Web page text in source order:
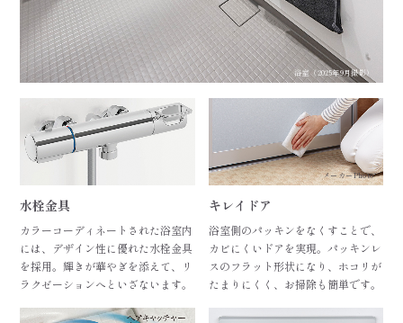
浴室（2025年9月撮影）
水栓金具
カラーコーディネートされた浴室内
には、デザイン性に優れた水栓金具
を採用。輝きが華やぎを添えて、リ
ラクゼーションへといざないます。
メーカーPhoto
キレイドア
浴室側のパッキンをなくすことで、
カビにくいドアを実現。パッキンレ
スのフラット形状になり、ホコリが
たまりにくく、お掃除も簡単です。